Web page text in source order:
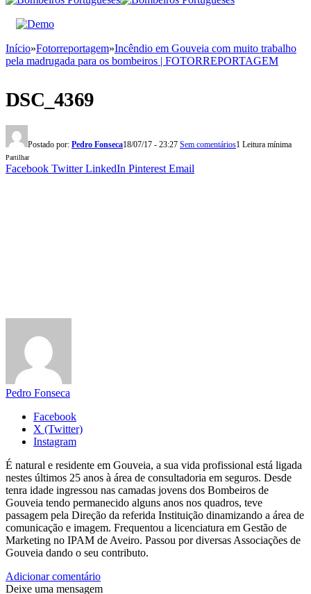
Início»Fotorreportagem»Incêndio em Gouveia com muito trabalho
pela madrugada para os bombeiros | FOTORREPORTAGEM
DSC_4369
Postado por: Pedro Fonseca18/07/17 - 23:27 Sem comentários1 Leitura mínima
Partilhar
Facebook Twitter LinkedIn Pinterest Email
Pedro Fonseca
Facebook
X (Twitter)
Instagram
É natural e residente em Gouveia, a sua vida profissional está ligada
nestes últimos 25 anos à área de consultadoria em seguros. Desde
tenra idade ingressou nas camadas jovens dos Bombeiros de
Gouveia tendo permanecido alguns anos nos quadros, teve
passagem pela Direção da referida Instituição dinamizando a área de
comunicação e imagem. Frequentou a licenciatura em Gestão de
Marketing no IPAM de Aveiro. Passou por diversas Associações de
Gouveia dando o seu contributo.
Adicionar comentário
Deixe uma mensagem